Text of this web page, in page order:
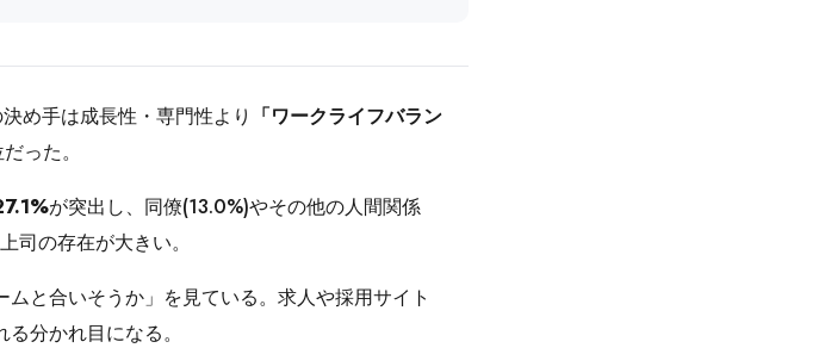
め手は成長性・専門性より 「ワークライフバラン
った。
が突出し、同僚(13.0%)やその他の人間関係
司の存在が大きい。
と合いそうか」を見ている。求人や採用サイト
分かれ目になる。